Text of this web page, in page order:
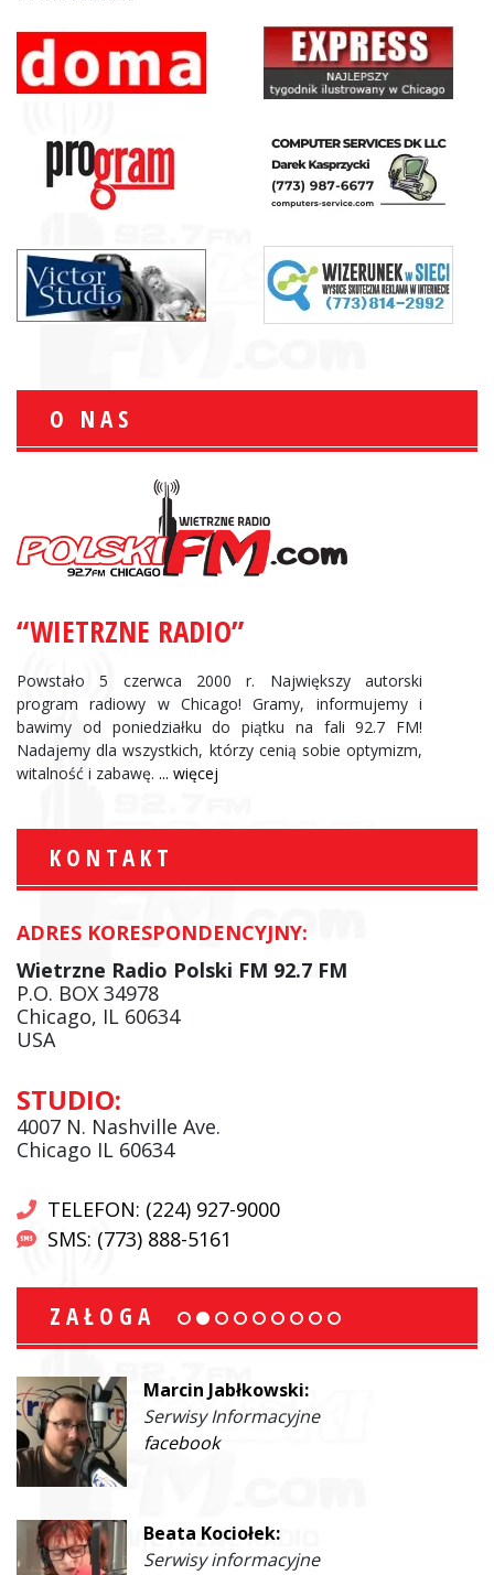
O NAS
“WIETRZNE RADIO”
Powstało 5 czerwca 2000 r. Największy autorski
program radiowy w Chicago! Gramy, informujemy i
bawimy od poniedziałku do piątku na fali 92.7 FM!
Nadajemy dla wszystkich, którzy cenią sobie optymizm,
witalność i zabawę. ... więcej
KONTAKT
ADRES KORESPONDENCYJNY:
Wietrzne Radio Polski FM 92.7 FM
P.O. BOX 34978
Chicago, IL 60634
USA
STUDIO:
4007 N. Nashville Ave.
Chicago IL 60634
TELEFON: (224) 927-9000
SMS: (773) 888-5161
ZAŁOGA
Marcin Jabłkowski:
Serwisy Informacyjne
facebook
Beata Kociołek:
Serwisy informacyjne